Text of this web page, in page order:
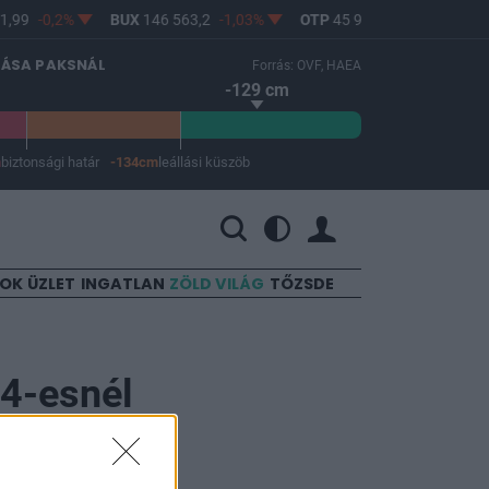
-0,2% BUX146 563,2 -1,03% OTP 45 900
PAKSNÁL Forrás: OVF, HAEA
-129 cm
biztonsági határ -134cm leállási küszöb
ÜZLET INGATLAN ZÖLD VILÁG TŐZSDE
esnél